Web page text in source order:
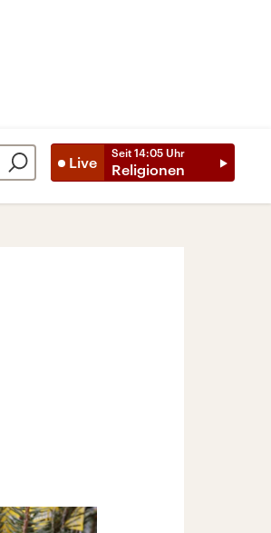
Live
Seit 14:05 Uhr
Religionen